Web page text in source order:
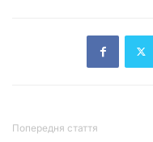
Попередня стаття